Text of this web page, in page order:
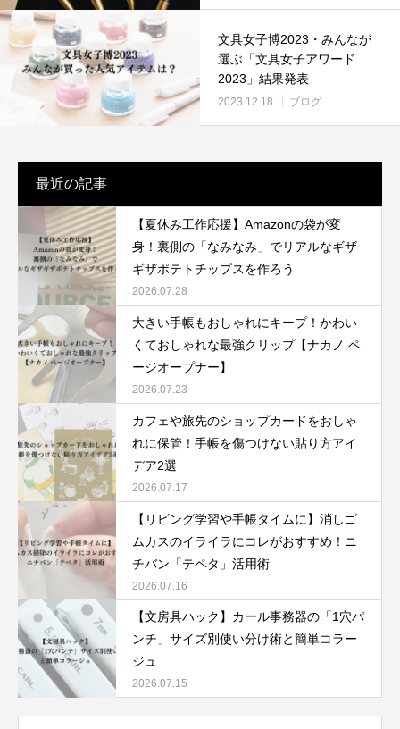
文具女子博2023・みんなが
選ぶ「文具女子アワード
2023」結果発表
2023.12.18 ブログ
最近の記事
【夏休み工作応援】Amazonの袋が変
身！裏側の「なみなみ」でリアルなギザ
ギザポテトチップスを作ろう
2026.07.28
大きい手帳もおしゃれにキープ！かわい
くておしゃれな最強クリップ【ナカノ ペ
ージオープナー】
2026.07.23
カフェや旅先のショップカードをおしゃ
れに保管！手帳を傷つけない貼り方アイ
デア2選
2026.07.17
【リビング学習や手帳タイムに】消しゴ
ムカスのイライラにコレがおすすめ！ニ
チバン「テペタ」活用術
2026.07.16
【文房具ハック】カール事務器の「1穴パ
ンチ」サイズ別使い分け術と簡単コラー
ジュ
2026.07.15